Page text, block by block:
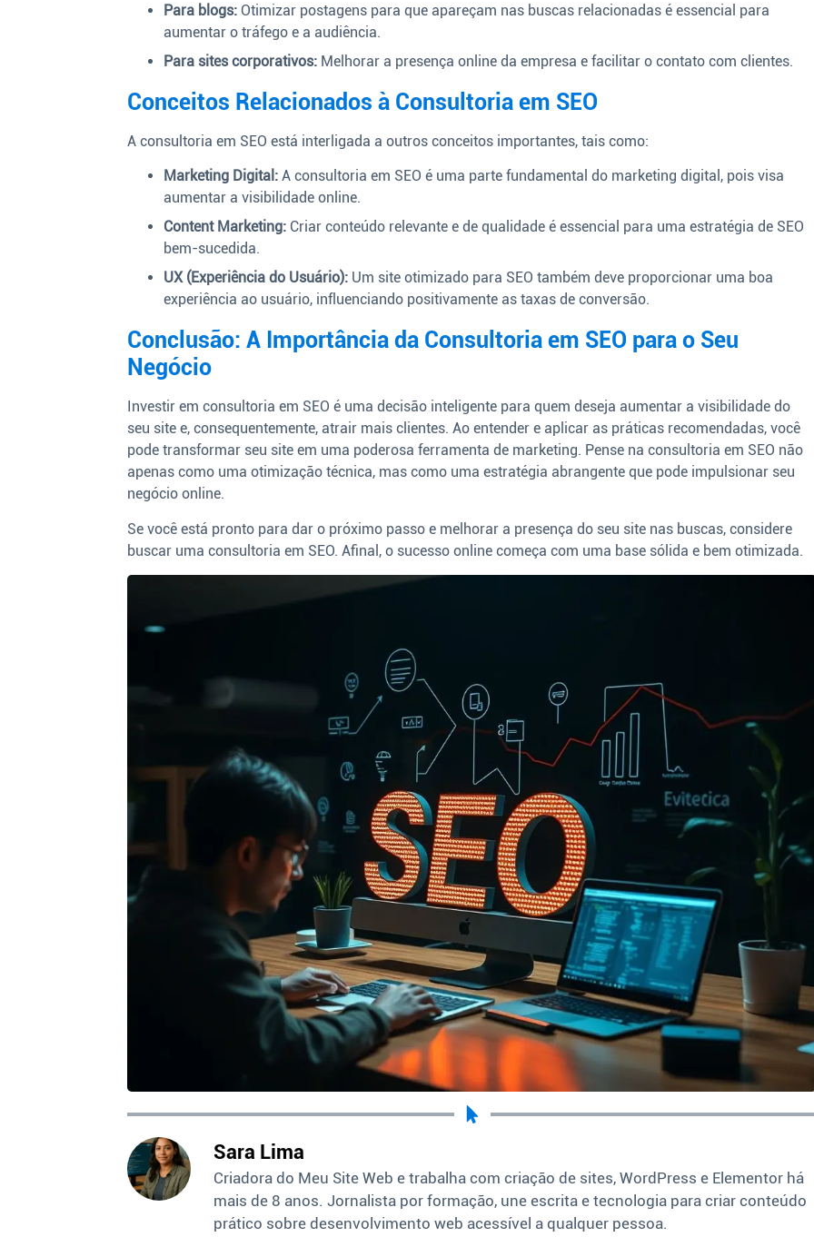
Para blogs: Otimizar postagens para que apareçam nas buscas relacionadas é essencial para
aumentar o tráfego e a audiência.
Para sites corporativos: Melhorar a presença online da empresa e facilitar o contato com clientes.
Conceitos Relacionados à Consultoria em SEO
A consultoria em SEO está interligada a outros conceitos importantes, tais como:
Marketing Digital: A consultoria em SEO é uma parte fundamental do marketing digital, pois visa
aumentar a visibilidade online.
Content Marketing: Criar conteúdo relevante e de qualidade é essencial para uma estratégia de SEO
bem-sucedida.
UX (Experiência do Usuário): Um site otimizado para SEO também deve proporcionar uma boa
experiência ao usuário, influenciando positivamente as taxas de conversão.
Conclusão: A Importância da Consultoria em SEO para o Seu
Negócio
Investir em consultoria em SEO é uma decisão inteligente para quem deseja aumentar a visibilidade do
seu site e, consequentemente, atrair mais clientes. Ao entender e aplicar as práticas recomendadas, você
pode transformar seu site em uma poderosa ferramenta de marketing. Pense na consultoria em SEO não
apenas como uma otimização técnica, mas como uma estratégia abrangente que pode impulsionar seu
negócio online.
Se você está pronto para dar o próximo passo e melhorar a presença do seu site nas buscas, considere
buscar uma consultoria em SEO. Afinal, o sucesso online começa com uma base sólida e bem otimizada.
Sara Lima
Criadora do Meu Site Web e trabalha com criação de sites, WordPress e Elementor há
mais de 8 anos. Jornalista por formação, une escrita e tecnologia para criar conteúdo
prático sobre desenvolvimento web acessível a qualquer pessoa.